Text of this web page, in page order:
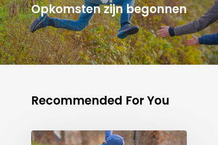
Opkomsten zijn begonnen
Recommended For You